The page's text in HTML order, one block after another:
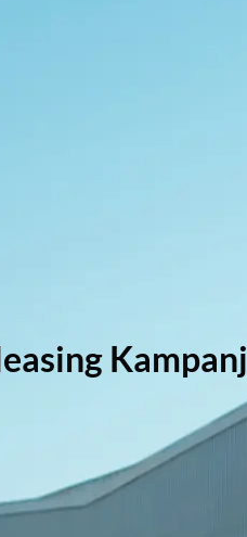
Kampanj